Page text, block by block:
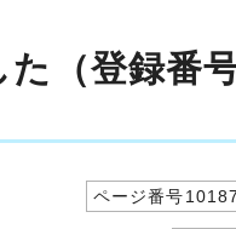
（登録番号
ページ番号